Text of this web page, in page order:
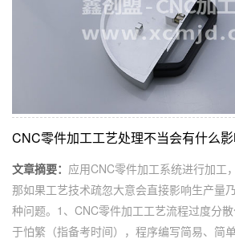
CNC零件加工工艺处理不当会有什么影
文章摘要： 应用CNC零件加工系统进行加工
那如果工艺技术疏忽大意会直接影响生产量
种问题。1、CNC零件加工工艺流程过度分
于怕繁（指备考时间），程序编写简易、简